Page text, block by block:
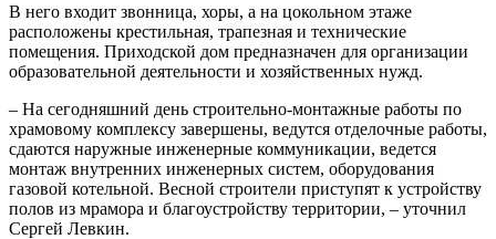
В него входит звонница, хоры, а на цокольном этаже
расположены крестильная, трапезная и технические
помещения. Приходской дом предназначен для организации
образовательной деятельности и хозяйственных нужд.
– На сегодняшний день строительно-монтажные работы по
храмовому комплексу завершены, ведутся отделочные работы,
сдаются наружные инженерные коммуникации, ведется
монтаж внутренних инженерных систем, оборудования
газовой котельной. Весной строители приступят к устройству
полов из мрамора и благоустройству территории, – уточнил
Сергей Левкин.